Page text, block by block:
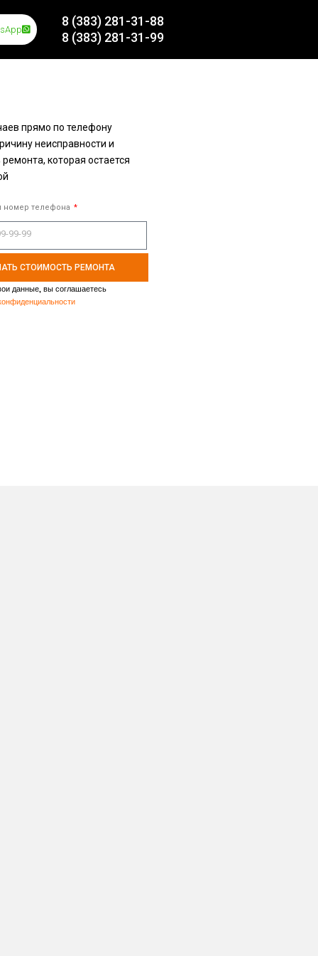
8 (383) 281-31-88
8 (383) 281-31-99
прямо по телефону
неисправности и
которая остается
номер телефона
СТОИМОСТЬ РЕМОНТА
данные, вы соглашаетесь